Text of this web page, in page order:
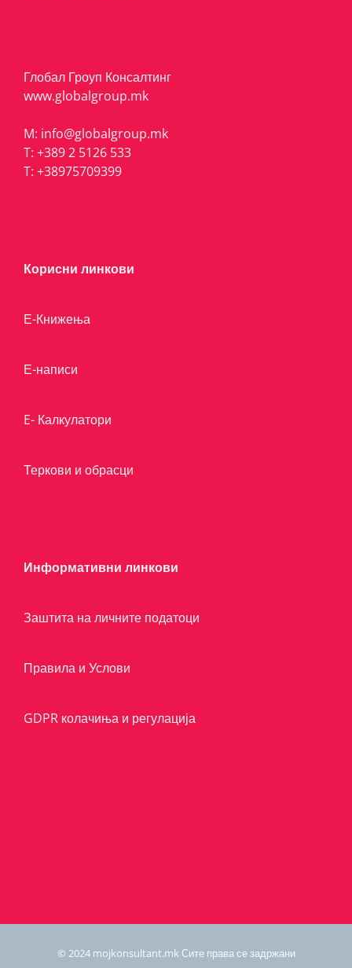
Глобал Гроуп Консалтинг
www.globalgroup.mk
M: info@globalgroup.mk
T: +389 2 5126 533
T: +38975709399
Корисни линкови
Е-Книжења
Е-написи
E- Калкулатори
Теркови и обрасци
Информативни линкови
Заштита на личните податоци
Правила и Услови
GDPR колачиња и регулација
© 2024 mojkonsultant.mk Сите права се задржани